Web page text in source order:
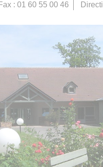
Fax : 01 60 55 00 46